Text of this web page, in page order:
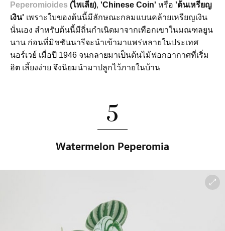
Peperomioides (ไพเลีย), 'Chinese Coin' หรือ 'ต้นเหรียญ
เงิน' เพราะใบของต้นนี้มีลักษณะกลมแบนคล้ายเหรียญเงิน
นั่นเอง สำหรับต้นนี้มีถิ่นกำเนิดมาจากเทือกเขาในมณฑลยูน
นาน ก่อนที่มิชชันนารีจะนำเข้ามาแพร่หลายในประเทศ
นอร์เวย์ เมื่อปี 1946 จนกลายมาเป็นต้นไม้ฟอกอากาศที่เริ่ม
ฮิต เลี้ยงง่าย จึงนิยมนำมาปลูกไว้ภายในบ้าน
5
Watermelon Peperomia